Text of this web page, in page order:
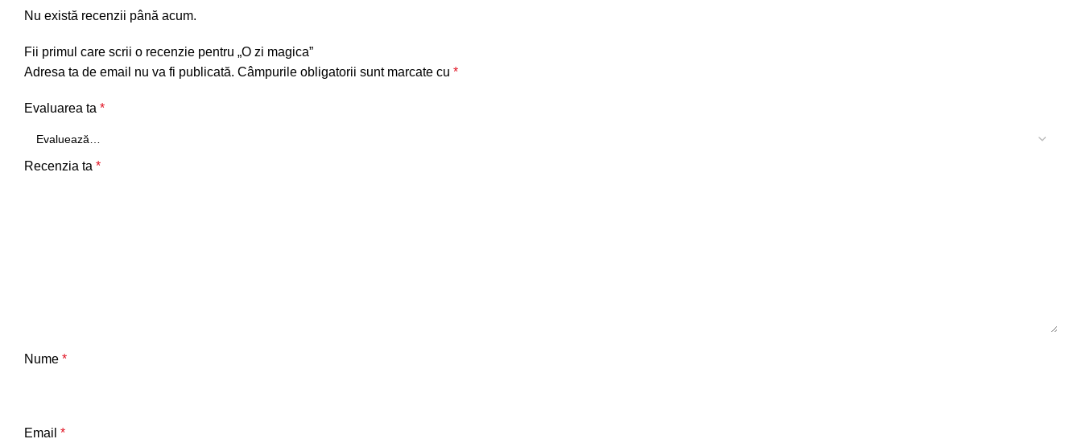
Nu există recenzii până acum.
Fii primul care scrii o recenzie pentru „O zi magica”
Adresa ta de email nu va fi publicată. Câmpurile obligatorii sunt marcate cu *
Evaluarea ta *
Recenzia ta *
Nume *
Email *